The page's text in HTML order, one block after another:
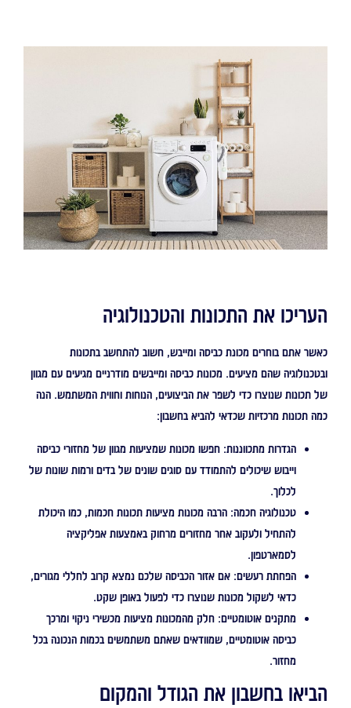
העריכו את התכונות והטכנולוגיה
כאשר אתם בוחרים מכונת כביסה ומייבש, חשוב להתחשב בתכונות
ובטכנולוגיה שהם מציעים. מכונות כביסה ומייבשים מודרניים מגיעים עם מגוון
של תכונות שנוצרו כדי לשפר את הביצועים, הנוחות וחווית המשתמש. הנה
כמה תכונות מרכזיות שכדאי להביא בחשבון:
הגדרות מתכווננות: חפשו מכונות שמציעות מגוון של מחזורי כביסה
וייבוש שיכולים להתמודד עם סוגים שונים של בדים ורמות שונות של
לכלוך.
טכנולוגיה חכמה: הרבה מכונות מציעות תכונות חכמות, כמו היכולת
להתחיל ולעקוב אחר מחזורים מרחוק באמצעות אפליקציה
לסמארטפון.
הפחתת רעשים: אם אזור הכביסה שלכם נמצא קרוב לחללי מגורים,
כדאי לשקול מכונות שנוצרו כדי לפעול באופן שקט.
מתקנים אוטומטיים: חלק מהמכונות מציעות מכשירי ניקוי ומרכך
כביסה אוטומטיים, שמוודאים שאתם משתמשים בכמות הנכונה בכל
מחזור.
הביאו בחשבון את הגודל והמקום